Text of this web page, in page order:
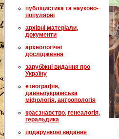
публіцистика та науково-
популярні
архівні матеріали,
документи
археологічні
дослідження
зарубіжні видання про
Україну
етнографія,
давньоукраїнська
міфологія, антропологія
краєзнавство, генеалогія,
геральдика
подарункові видання